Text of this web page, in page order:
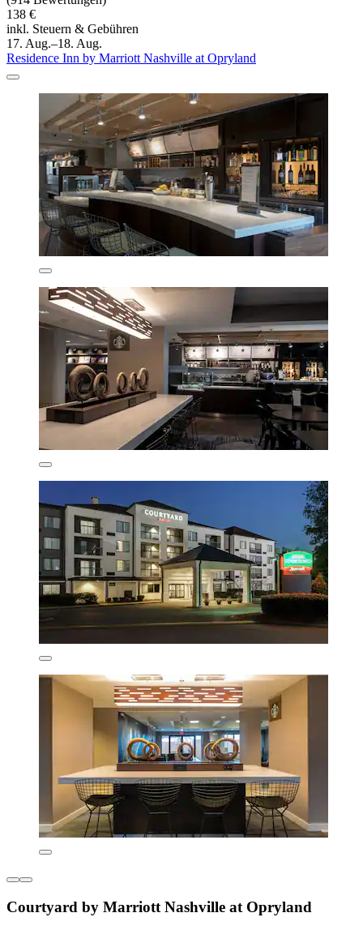
138 €
inkl. Steuern & Gebühren
17. Aug.–18. Aug.
Residence Inn by Marriott Nashville at Opryland
Courtyard by Marriott Nashville at Opryland